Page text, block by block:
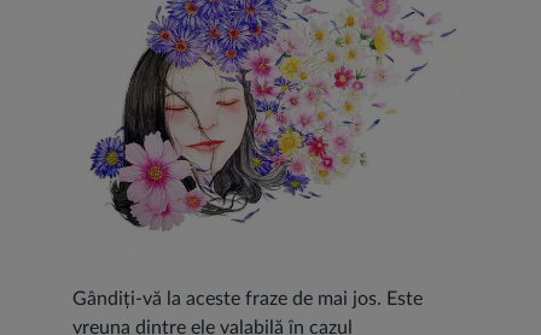
Gândiți-vă la aceste fraze de mai jos. Este
vreuna dintre ele valabilă în cazul